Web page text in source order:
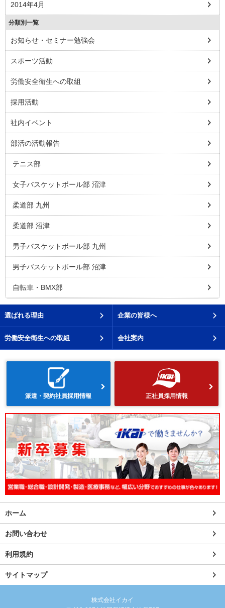
2014年4月
分類別一覧
お知らせ・セミナー勉強会
スポーツ活動
労働安全衛生への取組
採用活動
社内イベント
部活の活動報告
テニス部
女子バスケットボール部 沼津
柔道部 九州
柔道部 沼津
男子バスケットボール部 九州
男子バスケットボール部 沼津
自転車・BMX部
選ばれる理由 企業の皆様へ
労働安全衛生への取組 会社案内
派遣・契約社員採用情報 正社員採用情報
ホーム
お問い合わせ
利用規約
サイトマップ
株式会社イカイ